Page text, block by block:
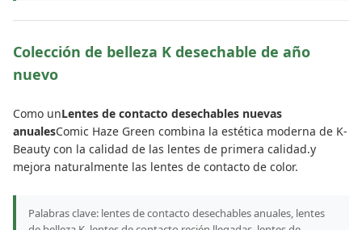
Colección de belleza K desechable de año
nuevo
Como unLentes de contacto desechables nuevas
anualesComic Haze Green combina la estética moderna de K-
Beauty con la calidad de las lentes de primera calidad.y
mejora naturalmente las lentes de contacto de color.
Palabras clave: lentes de contacto desechables anuales, lentes